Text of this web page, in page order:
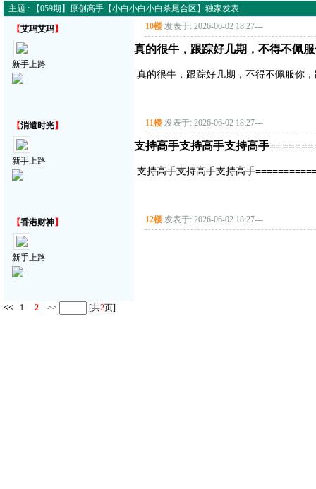
主题 : 【059期】原创高手【小白小白小白杀尾合区】独家发表
【艾玛艾玛】
新手上路
10楼 发表于: 2026-06-02 18:27---
真的很牛，跟踪好几期，不得不佩
真的很牛，跟踪好几期，不得不佩服你
【消遣时光】
新手上路
11楼 发表于: 2026-06-02 18:27---
支持高手支持高手支持高手
支持高手支持高手支持高手
【香港财神】
新手上路
12楼 发表于: 2026-06-02 18:27---
<< 1 2 >> [共2页]